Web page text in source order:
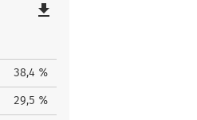
file_download
38,4 %
29,5 %